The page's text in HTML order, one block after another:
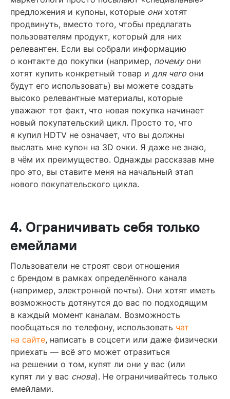
предложения и купоны, которые онихотят
продвинуть, вместо того, чтобы предлагать
пользователям продукт, который для них
релевантен. Если вы собрали информацию
о контакте до покупки (например, почемуони
хотят купить конкретный товар и для чего они
будут его использовать) вы можете создать
высоко релевантные материалы, которые
уважают тот факт, что новая покупка начинает
новый покупательский цикл. Просто то, что
я купил HDTV не означает, что вы должны
выслать мне купон на 3D очки. Я даже не знаю,
в чём их преимущество. Однажды рассказав мне
про это, вы ставите меня на начальный этап
нового покупательского цикла.
4. Ограничивать себя только
емейлами
Пользователи не строят свои отношения
с брендом в рамках определённого канала
(например, электронной почты). Они хотят иметь
возможность дотянутся до вас по подходящим
в каждый момент каналам. Возможность
пообщаться по телефону, использовать чат
на сайте, написать в соцсети или даже физически
приехать — всё это может отразиться
на решении о том, купят ли они у вас (или
купят ли у вас снова). Не ограничивайтесь только
емейлами.